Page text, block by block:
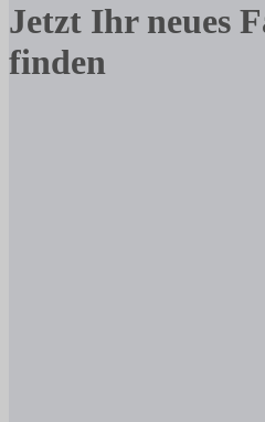
Jetzt Ihr neues
finden